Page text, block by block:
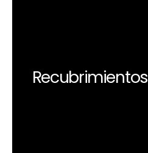
Recubrimientos